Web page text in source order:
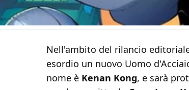
Nell'ambito del rilancio
esordio un nuovo Uomo
nome è Kenan Kong, e sarà